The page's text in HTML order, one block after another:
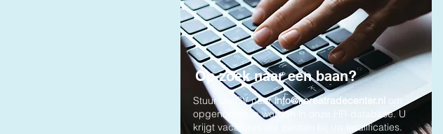
Op zoek naar een baan?
Stuur uw CV naarinfo@koreatradecenter.nl om
opgenomen te worden in onze HR-database. U
krijgt vacatures die passen bij uw kwalificaties.